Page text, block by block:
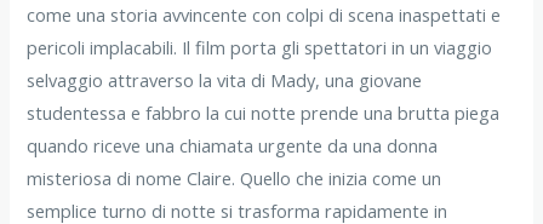
come una storia avvincente con colpi di scena inaspettati e
pericoli implacabili. Il film porta gli spettatori in un viaggio
selvaggio attraverso la vita di Mady, una giovane
studentessa e fabbro la cui notte prende una brutta piega
quando riceve una chiamata urgente da una donna
misteriosa di nome Claire. Quello che inizia come un
semplice turno di notte si trasforma rapidamente in